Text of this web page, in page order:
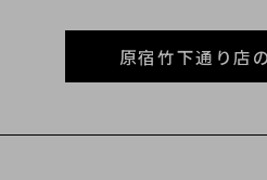
原宿竹下通り店